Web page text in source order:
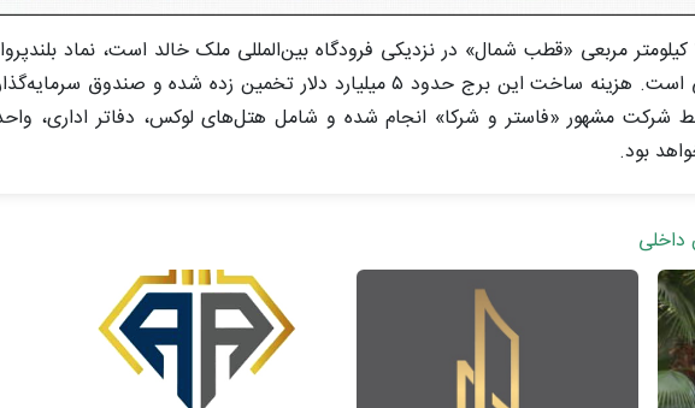
این برج که بخشی از پروژه ۳۰۶ کیلومتر مربعی «قطب شمال» در نزدیکی فرودگاه بین‌المللی ملک خالد است،
مشهور «فاستر و شرکا» انجام شده و شامل هتل‌های لوکس، دفاتر اداری،
بود.
داخلی